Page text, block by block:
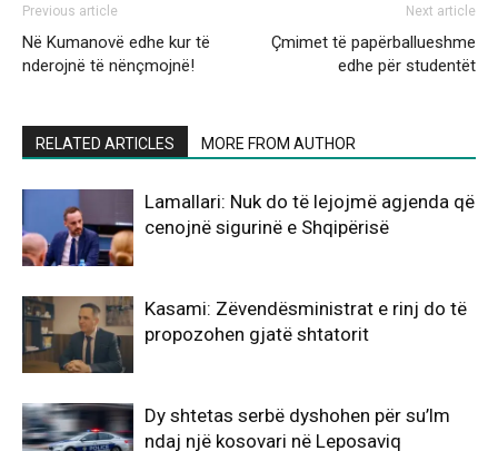
Previous article
Në Kumanovë edhe kur të
nderojnë të nënçmojnë!
Next article
Çmimet të papërballueshme
edhe për studentët
RELATED ARTICLES MORE FROM AUTHOR
Lamallari: Nuk do të lejojmë agjenda që
cenojnë sigurinë e Shqipërisë
Kasami: Zëvendësministrat e rinj do të
propozohen gjatë shtatorit
Dy shtetas serbë dyshohen për su’lm
ndaj një kosovari në Leposaviq